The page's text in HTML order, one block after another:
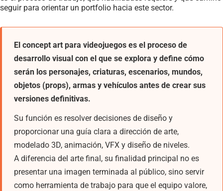
seguir para orientar un portfolio hacia este sector.
El concept art para videojuegos es el proceso de
desarrollo visual con el que se explora y define cómo
serán los personajes, criaturas, escenarios, mundos,
objetos (props), armas y vehículos antes de crear sus
versiones definitivas.
Su función es resolver decisiones de diseño y
proporcionar una guía clara a dirección de arte,
modelado 3D, animación, VFX y diseño de niveles.
A diferencia del arte final, su finalidad principal no es
presentar una imagen terminada al público, sino servir
como herramienta de trabajo para que el equipo valore,